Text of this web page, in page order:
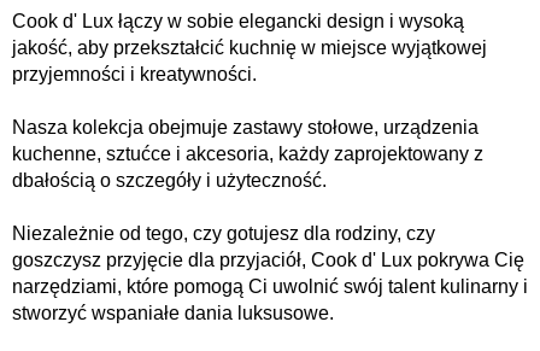
Biżuteria
Zegarek zegarowy
Cook d' Lux łączy w sobie elegancki design i wysoką
jakość, aby przekształcić kuchnię w miejsce wyjątkowej
przyjemności i kreatywności.
Nasza kolekcja obejmuje zastawy stołowe, urządzenia
kuchenne, sztućce i akcesoria, każdy zaprojektowany z
dbałością o szczegóły i użyteczność.
Niezależnie od tego, czy gotujesz dla rodziny, czy
goszczysz przyjęcie dla przyjaciół, Cook d' Lux pokrywa Cię
narzędziami, które pomogą Ci uwolnić swój talent kulinarny i
stworzyć wspaniałe dania luksusowe.